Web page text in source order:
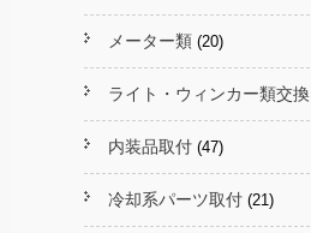
メーター類 (20)
ライト・ウィンカー類交換
内装品取付 (47)
冷却系パーツ取付 (21)